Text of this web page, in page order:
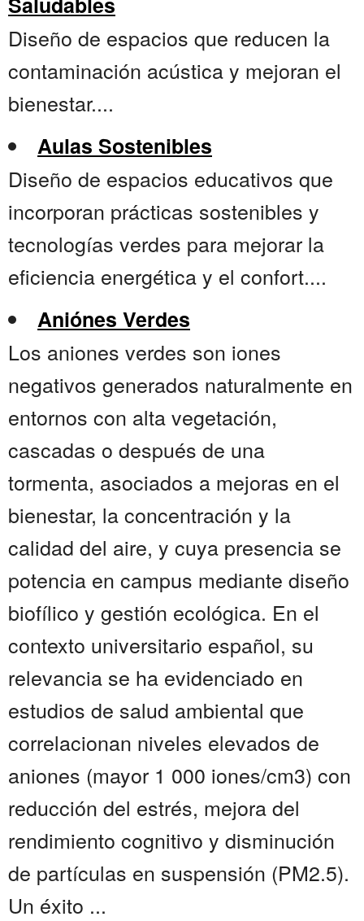
Diseño de espacios que reducen la
contaminación acústica y mejoran el
bienestar....
Aulas Sostenibles
Diseño de espacios educativos que
incorporan prácticas sostenibles y
tecnologías verdes para mejorar la
eficiencia energética y el confort....
Aniónes Verdes
Los aniones verdes son iones
negativos generados naturalmente en
entornos con alta vegetación,
cascadas o después de una
tormenta, asociados a mejoras en el
bienestar, la concentración y la
calidad del aire, y cuya presencia se
potencia en campus mediante diseño
biofílico y gestión ecológica. En el
contexto universitario español, su
relevancia se ha evidenciado en
estudios de salud ambiental que
correlacionan niveles elevados de
aniones (mayor 1 000 iones/cm3) con
reducción del estrés, mejora del
rendimiento cognitivo y disminución
de partículas en suspensión (PM2.5).
Un éxito ...